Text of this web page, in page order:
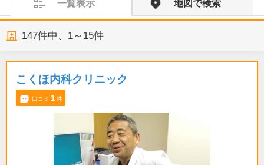
一覧表示 地図で検索
147件中、 1～15件
こくほ内科クリニック
口コミ 1件